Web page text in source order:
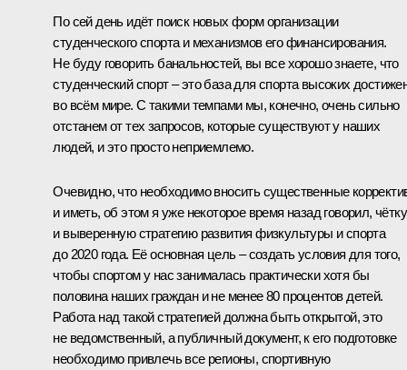
По сей день идёт поиск новых форм организации
студенческого спорта и механизмов его финансирования.
Не буду говорить банальностей, вы все хорошо знаете, что
студенческий спорт – это база для спорта высоких
во всём мире. С такими темпами мы, конечно, очень сильно
отстанем от тех запросов, которые существуют у наших
людей, и это просто неприемлемо.
Очевидно, что необходимо вносить существенные
и иметь, об этом я уже некоторое время назад говорил,
и выверенную стратегию развития физкультуры и спорта
до 2020 года. Её основная цель – создать условия для того,
чтобы спортом у нас занималась практически хотя бы
половина наших граждан и не менее 80 процентов детей.
Работа над такой стратегией должна быть открытой, это
не ведомственный, а публичный документ, к его подготовке
необходимо привлечь все регионы, спортивную